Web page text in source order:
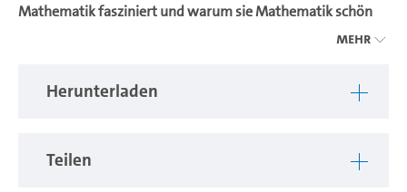
Mathematik fasziniert und warum sie Mathematik schön
Welten der reinen und angewandten Mathematik.
mathematik/mathe-ist-schoen.html
Mehr
Herunterladen
Teilen